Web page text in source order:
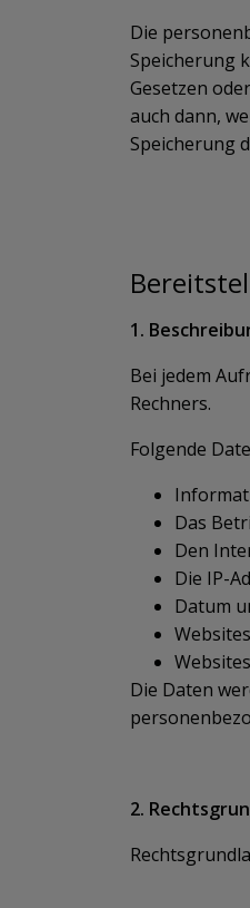
Die
Speicherung
Gesetzen
auch dann,
Speicherung
1.
Bei jedem
Rechners.
Folgende
Das
Den
Die IP-
Datum
Die Daten
2.